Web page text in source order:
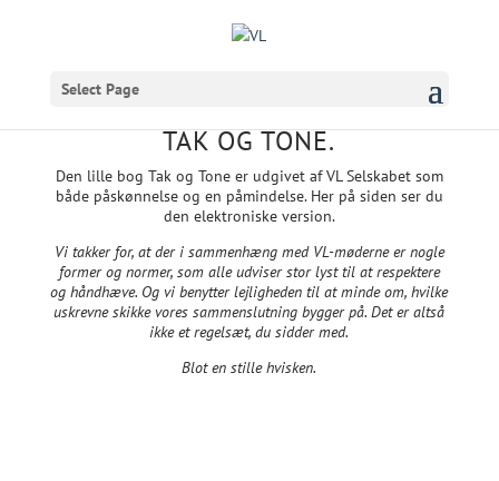
Select Page
TAK OG TONE.
Den lille bog Tak og Tone er udgivet af VL Selskabet som
både påskønnelse og en påmindelse. Her på siden ser du
den elektroniske version.
Vi takker for, at der i sammenhæng med VL-møderne er nogle
former og normer, som alle udviser stor lyst til at respektere
og håndhæve. Og vi benytter lejligheden til at minde om, hvilke
uskrevne skikke vores sammenslutning bygger på. Det er altså
ikke et regelsæt, du sidder med.
Blot en stille hvisken.